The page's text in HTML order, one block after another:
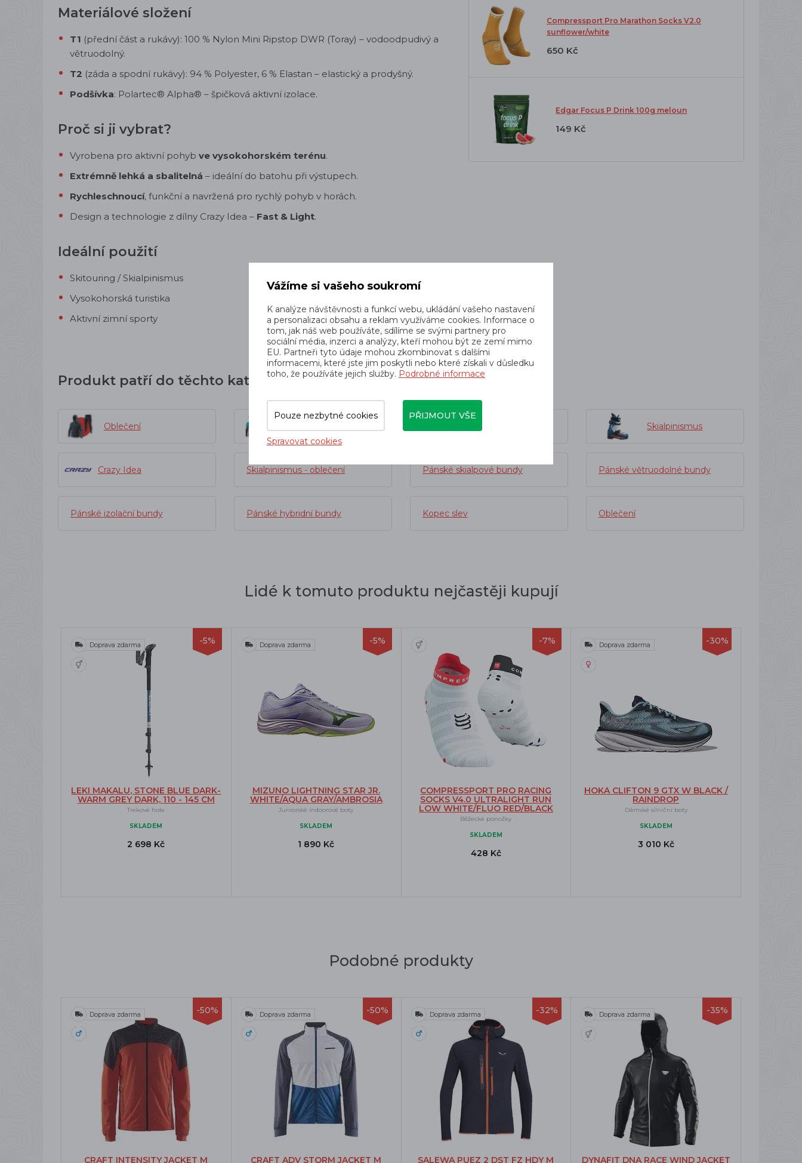
Materiálové složení
T1 (přední část a rukávy): 100 % Nylon Mini Ripstop DWR (Toray) – vodoodpudivý a
větruodolný.
T2 (záda a spodní rukávy): 94 % Polyester, 6 % Elastan – elastický a prodyšný.
Podšívka: Polartec® Alpha® – špičková aktivní izolace.
Proč si ji vybrat?
Vyrobena pro aktivní pohyb ve vysokohorském terénu.
Extrémně lehká a sbalitelná – ideální do batohu při výstupech.
Rychleschnoucí, funkční a navržená pro rychlý pohyb v horách.
Design a technologie z dílny Crazy Idea – Fast & Light.
Ideální použití
Skitouring / Skialpinismus
Vysokohorská turistika
Aktivní zimní sporty
Compressport Pro Marathon Socks V2.0
sunflower/white
650 Kč
Edgar Focus P Drink 100g meloun
149 Kč
Produkt patří do těchto kategorií
Oblečení Skialpinismus
Crazy Idea Skialpinismus - oblečení Pánské skialpové bundy Pánské větruodolné bundy
Pánské izolační bundy Pánské hybridní bundy Kopec slev Oblečení
Lidé k tomuto produktu nejčastěji kupují
-5%
Doprava zdarma
LEKI MAKALU, STONE BLUE DARK-
WARM GREY DARK, 110 - 145 CM
Trekové hole
SKLADEM
2 698 Kč
-5%
Doprava zdarma
MIZUNO LIGHTNING STAR JR.
WHITE/AQUA GRAY/AMBROSIA
Juniorské indoorové boty
SKLADEM
1 890 Kč
-7%
COMPRESSPORT PRO RACING
SOCKS V4.0 ULTRALIGHT RUN
LOW WHITE/FLUO RED/BLACK
Běžecké ponožky
SKLADEM
428 Kč
-30%
Doprava zdarma
HOKA CLIFTON 9 GTX W BLACK /
RAINDROP
Dámské silniční boty
SKLADEM
3 010 Kč
Podobné produkty
-50%
Doprava zdarma
CRAFT INTENSITY JACKET M
-50%
Doprava zdarma
CRAFT ADV STORM JACKET M
-32%
Doprava zdarma
SALEWA PUEZ 2 DST FZ HDY M
-35%
Doprava zdarma
DYNAFIT DNA RACE WIND JACKET
Vážíme si vašeho soukromí
K analýze návštěvnosti a funkcí webu, ukládání vašeho nastavení
a personalizaci obsahu a reklam využíváme cookies. Informace o
tom, jak náš web používáte, sdílíme se svými partnery pro
sociální média, inzerci a analýzy, kteří mohou být ze zemí mimo
EU. Partneři tyto údaje mohou zkombinovat s dalšími
informacemi, které jste jim poskytli nebo které získali v důsledku
toho, že používáte jejich služby. Podrobné informace
Pouze nezbytné cookies PŘIJMOUT VŠE
Spravovat cookies